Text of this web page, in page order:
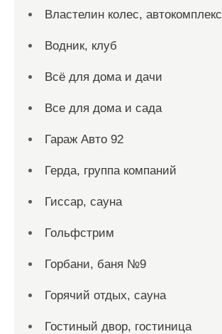
Властелин колес, автокомплекс
Водник, клуб
Всё для дома и дачи
Все для дома и сада
Гараж Авто 92
Герда, группа компаний
Гиссар, сауна
Гольфстрим
Горбани, баня №9
Горячий отдых, сауна
Гостиный двор, гостиница